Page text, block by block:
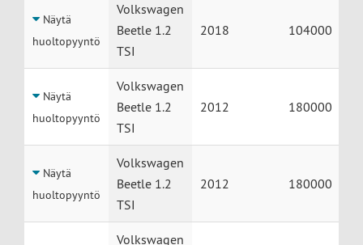
Näytä
huoltopyyntö
Volkswagen
Beetle 1.2
TSI
2018 104000
Näytä
huoltopyyntö
Volkswagen
Beetle 1.2
TSI
2012 180000
Näytä
huoltopyyntö
Volkswagen
Beetle 1.2
TSI
2012 180000
Volkswagen